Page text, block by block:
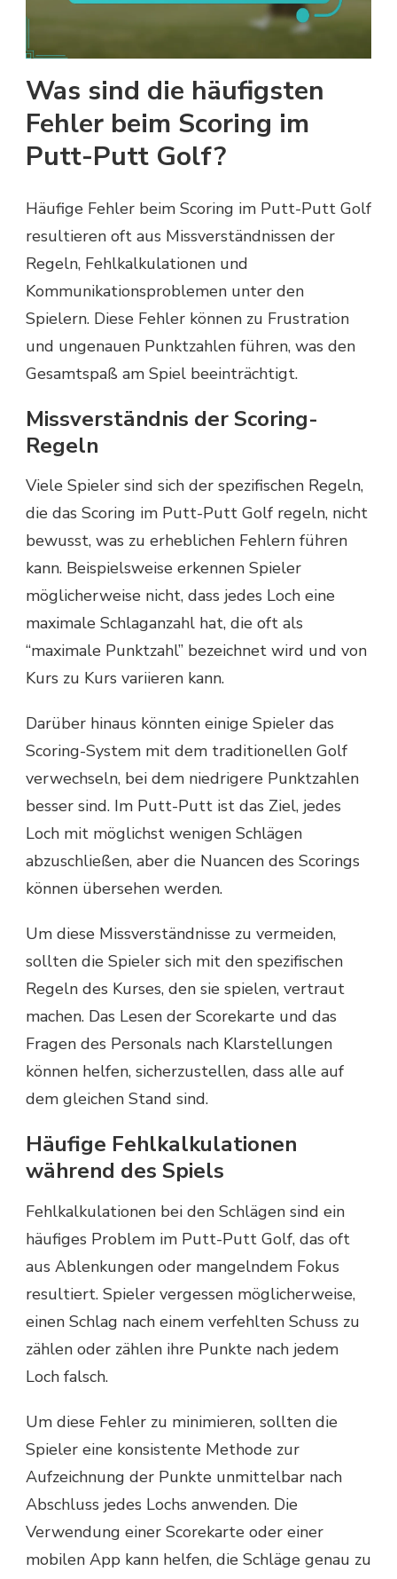
Was sind die häufigsten
Fehler beim Scoring im
Putt-Putt Golf?
Häufige Fehler beim Scoring im Putt-Putt Golf
resultieren oft aus Missverständnissen der
Regeln, Fehlkalkulationen und
Kommunikationsproblemen unter den
Spielern. Diese Fehler können zu Frustration
und ungenauen Punktzahlen führen, was den
Gesamtspaß am Spiel beeinträchtigt.
Missverständnis der Scoring-
Regeln
Viele Spieler sind sich der spezifischen Regeln,
die das Scoring im Putt-Putt Golf regeln, nicht
bewusst, was zu erheblichen Fehlern führen
kann. Beispielsweise erkennen Spieler
möglicherweise nicht, dass jedes Loch eine
maximale Schlaganzahl hat, die oft als
“maximale Punktzahl” bezeichnet wird und von
Kurs zu Kurs variieren kann.
Darüber hinaus könnten einige Spieler das
Scoring-System mit dem traditionellen Golf
verwechseln, bei dem niedrigere Punktzahlen
besser sind. Im Putt-Putt ist das Ziel, jedes
Loch mit möglichst wenigen Schlägen
abzuschließen, aber die Nuancen des Scorings
können übersehen werden.
Um diese Missverständnisse zu vermeiden,
sollten die Spieler sich mit den spezifischen
Regeln des Kurses, den sie spielen, vertraut
machen. Das Lesen der Scorekarte und das
Fragen des Personals nach Klarstellungen
können helfen, sicherzustellen, dass alle auf
dem gleichen Stand sind.
Häufige Fehlkalkulationen
während des Spiels
Fehlkalkulationen bei den Schlägen sind ein
häufiges Problem im Putt-Putt Golf, das oft
aus Ablenkungen oder mangelndem Fokus
resultiert. Spieler vergessen möglicherweise,
einen Schlag nach einem verfehlten Schuss zu
zählen oder zählen ihre Punkte nach jedem
Loch falsch.
Um diese Fehler zu minimieren, sollten die
Spieler eine konsistente Methode zur
Aufzeichnung der Punkte unmittelbar nach
Abschluss jedes Lochs anwenden. Die
Verwendung einer Scorekarte oder einer
mobilen App kann helfen, die Schläge genau zu